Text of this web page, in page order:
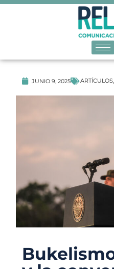
JUNIO 9, 2025 ARTÍCULOS,